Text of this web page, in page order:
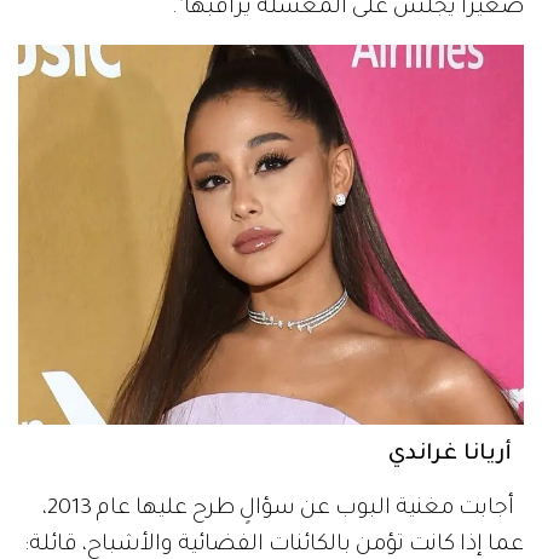
صغيراً يجلس على المغسلة يراقبها".
أريانا غراندي
أجابت مغنية البوب عن سؤالٍ طرح عليها عام 2013،
عما إذا كانت تؤمن بالكائنات الفضائية والأشباح، قائلة: